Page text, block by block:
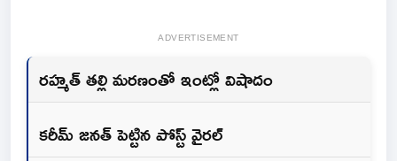
ADVERTISEMENT
రహ్మత్‌ తల్లి మరణంతో ఇంట్లో విషాదం
కరీమ్ జనత్ పెట్టిన పోస్ట్ వైరల్